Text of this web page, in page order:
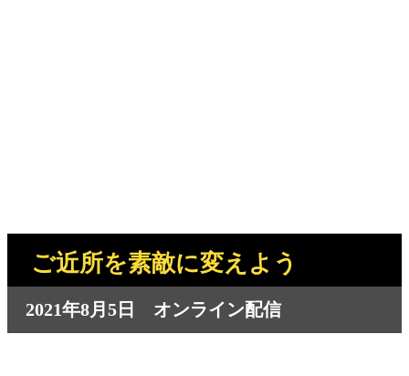
ご近所を素敵に変えよう
2021年8月5日 オンライン配信